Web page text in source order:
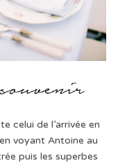
celui de l’arrivée en
voyant Antoine au
puis les superbes